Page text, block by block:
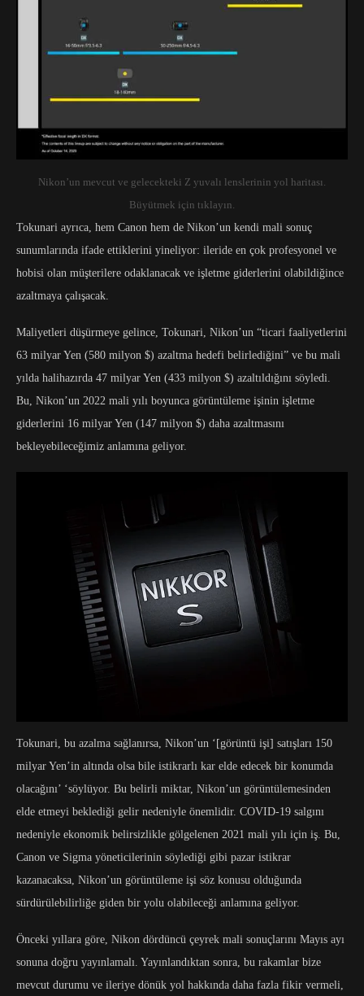
Nikon’un mevcut ve gelecekteki Z yuvalı lenslerinin yol haritası.
Büyütmek için tıklayın.
Tokunari ayrıca, hem Canon hem de Nikon’un kendi mali sonuç
sunumlarında ifade ettiklerini yineliyor: ileride en çok profesyonel ve
hobisi olan müşterilere odaklanacak ve işletme giderlerini olabildiğince
azaltmaya çalışacak.
Maliyetleri düşürmeye gelince, Tokunari, Nikon’un “ticari faaliyetlerini
63 milyar Yen (580 milyon $) azaltma hedefi belirlediğini” ve bu mali
yılda halihazırda 47 milyar Yen (433 milyon $) azaltıldığını söyledi.
Bu, Nikon’un 2022 mali yılı boyunca görüntüleme işinin işletme
giderlerini 16 milyar Yen (147 milyon $) daha azaltmasını
bekleyebileceğimiz anlamına geliyor.
Tokunari, bu azalma sağlanırsa, Nikon’un ‘[görüntü işi] satışları 150
milyar Yen’in altında olsa bile istikrarlı kar elde edecek bir konumda
olacağını’ ‘söylüyor. Bu belirli miktar, Nikon’un görüntülemesinden
elde etmeyi beklediği gelir nedeniyle önemlidir. COVID-19 salgını
nedeniyle ekonomik belirsizlikle gölgelenen 2021 mali yılı için iş. Bu,
Canon ve Sigma yöneticilerinin söylediği gibi pazar istikrar
kazanacaksa, Nikon’un görüntüleme işi söz konusu olduğunda
sürdürülebilirliğe giden bir yolu olabileceği anlamına geliyor.
Önceki yıllara göre, Nikon dördüncü çeyrek mali sonuçlarını Mayıs ayı
sonuna doğru yayınlamalı. Yayınlandıktan sonra, bu rakamlar bize
mevcut durumu ve ileriye dönük yol hakkında daha fazla fikir vermeli,